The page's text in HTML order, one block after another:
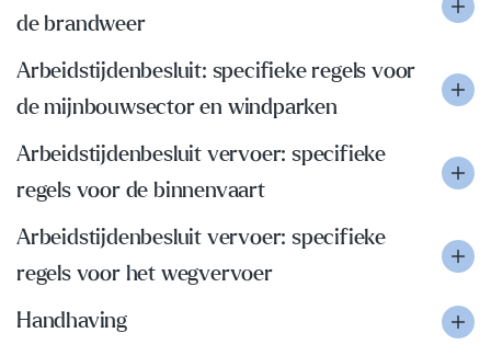
de brandweer
Arbeidstijdenbesluit: specifieke regels voor
de mijnbouwsector en windparken
Arbeidstijdenbesluit vervoer: specifieke
regels voor de binnenvaart
Arbeidstijdenbesluit vervoer: specifieke
regels voor het wegvervoer
Handhaving